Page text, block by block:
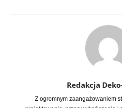
Redakcja
Z ogromnym zaangażowaniem